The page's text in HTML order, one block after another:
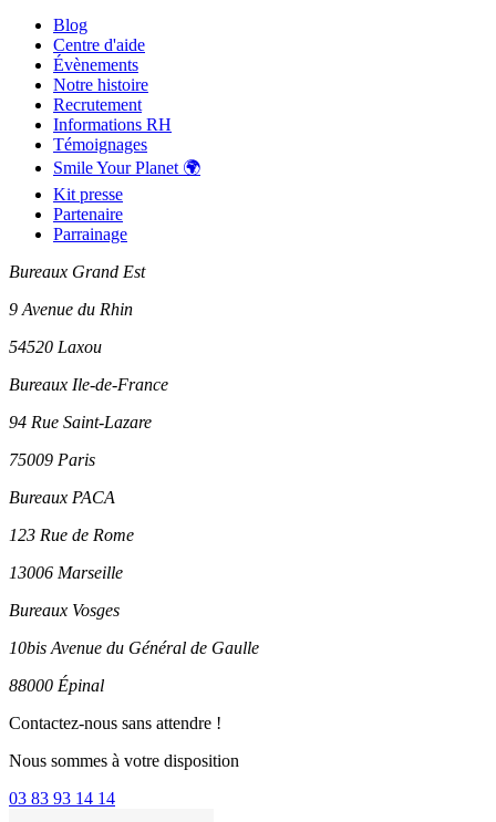
Blog
Centre d'aide
Évènements
Notre histoire
Recrutement
Informations RH
Témoignages
Smile Your Planet 🌍
Kit presse
Partenaire
Parrainage
Bureaux Grand Est
9 Avenue du Rhin
54520 Laxou
Bureaux Ile-de-France
94 Rue Saint-Lazare
75009 Paris
Bureaux PACA
123 Rue de Rome
13006 Marseille
Bureaux Vosges
10bis Avenue du Général de Gaulle
88000 Épinal
Contactez-nous sans attendre !
Nous sommes à votre disposition
03 83 93 14 14